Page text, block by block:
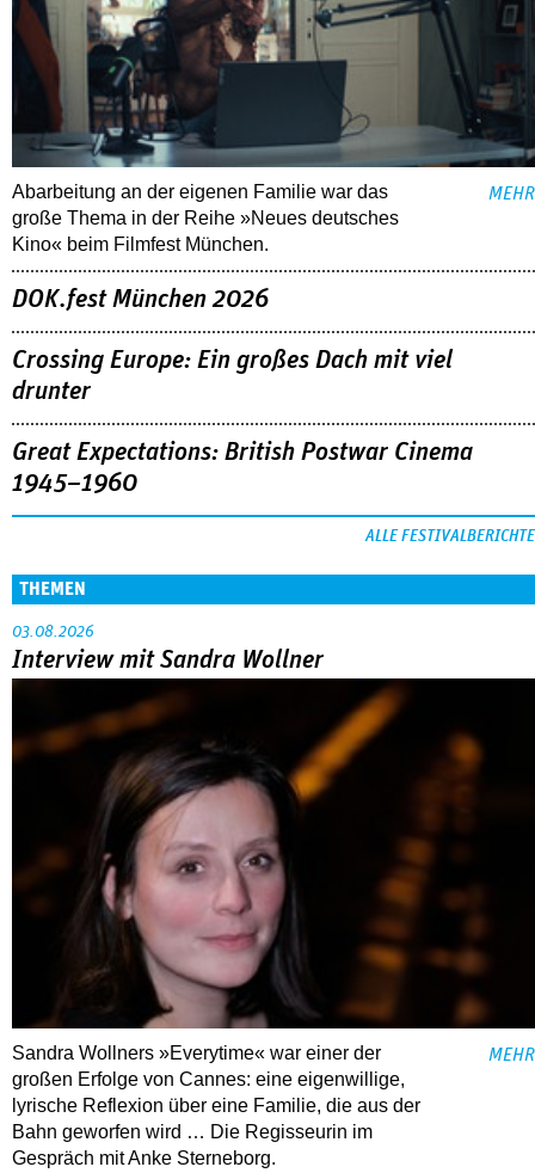
Abarbeitung an der eigenen Familie war das
große Thema in der Reihe »Neues deutsches
Kino« beim Filmfest München.
MEHR
DOK.fest München 2026
Crossing Europe: Ein großes Dach mit viel
drunter
Great Expectations: British Postwar Cinema
1945–1960
ALLE FESTIVALBERICHTE
THEMEN
03.08.2026
Interview mit Sandra Wollner
Sandra Wollners »Everytime« war einer der
großen Erfolge von Cannes: eine eigenwillige,
lyrische Reflexion über eine ­Familie, die aus der
Bahn geworfen wird … Die Regisseurin im
Gespräch mit Anke Sterneborg.
MEHR